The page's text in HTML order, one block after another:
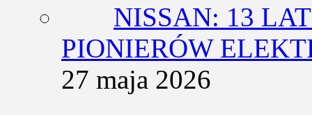
NISSAN: 13
PIONIERÓW
27 maja 2026